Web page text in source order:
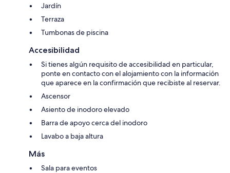
Jardín
Terraza
Tumbonas de piscina
Accesibilidad
Si tienes algún requisito de accesibilidad en particular,
ponte en contacto con el alojamiento con la información
que aparece en la confirmación que recibiste al reservar.
Ascensor
Asiento de inodoro elevado
Barra de apoyo cerca del inodoro
Lavabo a baja altura
Más
Sala para eventos